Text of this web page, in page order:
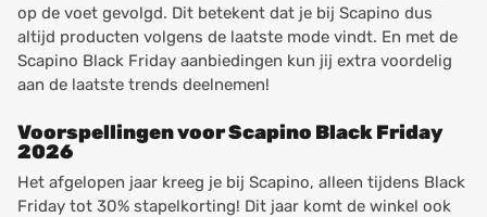
op de voet gevolgd. Dit betekent dat je bij Scapino dus
altijd producten volgens de laatste mode vindt. En met de
Scapino Black Friday aanbiedingen kun jij extra voordelig
aan de laatste trends deelnemen!
Voorspellingen voor Scapino Black Friday
2026
Het afgelopen jaar kreeg je bij Scapino, alleen tijdens Black
Friday tot 30% stapelkorting! Dit jaar komt de winkel ook